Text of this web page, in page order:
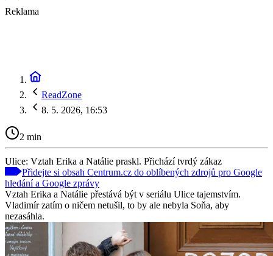
Reklama
ReadZone
8. 5. 2026, 16:53
2 min
Ulice: Vztah Erika a Natálie praskl. Přichází tvrdý zákaz
Přidejte si obsah Centrum.cz do oblíbených zdrojů pro Google
hledání a Google zprávy
Vztah Erika a Natálie přestává být v seriálu Ulice tajemstvím.
Vladimír zatím o ničem netušil, to by ale nebyla Soňa, aby
nezasáhla.